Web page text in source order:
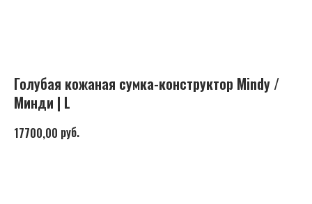
Голубая кожаная сумка-конструктор Mindy /
Минди | L
17700,00 руб.